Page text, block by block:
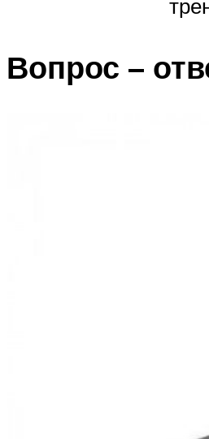
Вопрос –